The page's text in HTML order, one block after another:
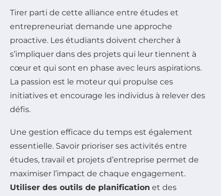
Tirer parti de cette alliance entre études et
entrepreneuriat demande une approche
proactive. Les étudiants doivent chercher à
s’impliquer dans des projets qui leur tiennent à
cœur et qui sont en phase avec leurs aspirations.
La passion est le moteur qui propulse ces
initiatives et encourage les individus à relever des
défis.
Une gestion efficace du temps est également
essentielle. Savoir prioriser ses activités entre
études, travail et projets d’entreprise permet de
maximiser l’impact de chaque engagement.
Utiliser des outils de planification et des